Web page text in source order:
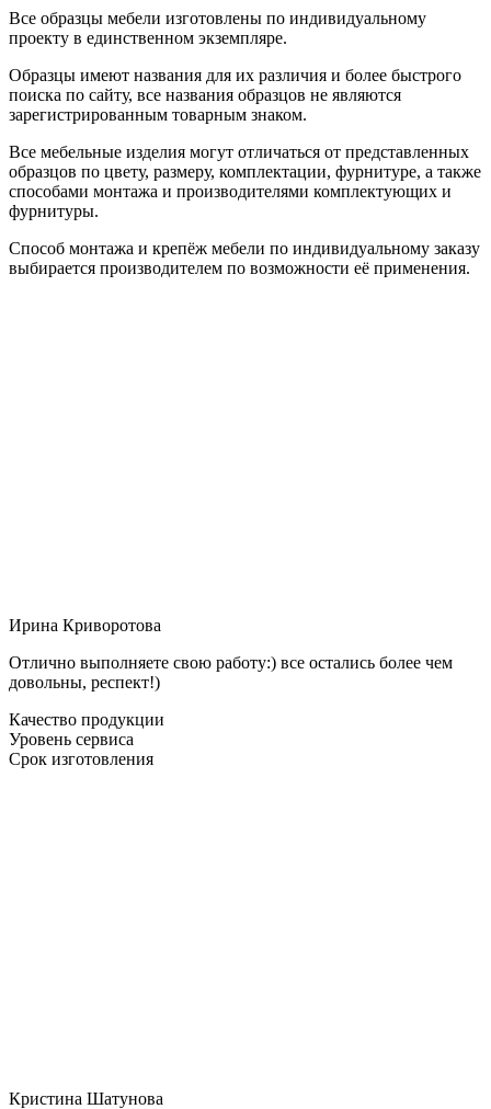
Все образцы мебели изготовлены по индивидуальному
проекту в единственном экземпляре.
Образцы имеют названия для их различия и более быстрого
поиска по сайту, все названия образцов не являются
зарегистрированным товарным знаком.
Все мебельные изделия могут отличаться от представленных
образцов по цвету, размеру, комплектации, фурнитуре, а также
способами монтажа и производителями комплектующих и
фурнитуры.
Способ монтажа и крепёж мебели по индивидуальному заказу
выбирается производителем по возможности её применения.
Ирина Криворотова
Отлично выполняете свою работу:) все остались более чем
довольны, респект!)
Качество продукции
Уровень сервиса
Срок изготовления
Кристина Шатунова